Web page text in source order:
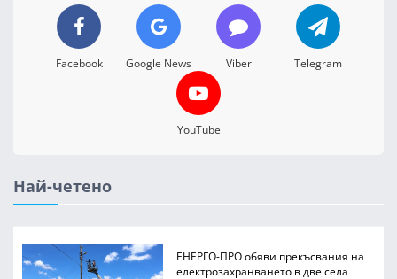
Facebook Google News Viber Telegram
YouTube
Най-четено
ЕНЕРГО-ПРО обяви прекъсвания на
електрозахранването в две села